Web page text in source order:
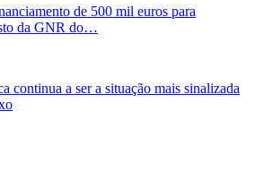
de 500 mil euros para
da GNR do…
continua a ser a situação mais sinalizada